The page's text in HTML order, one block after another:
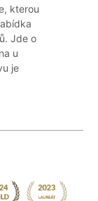
kterou
Jde o
u
je